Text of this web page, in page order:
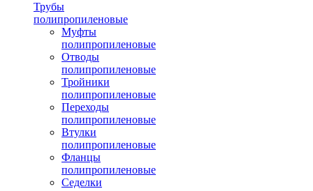
Трубы
полипропиленовые
Муфты
полипропиленовые
Отводы
полипропиленовые
Тройники
полипропиленовые
Переходы
полипропиленовые
Втулки
полипропиленовые
Фланцы
полипропиленовые
Седелки